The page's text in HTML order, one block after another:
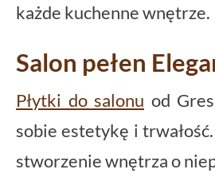
każde kuchenne wnętrze.
Salon pełen
Płytki do salonu od
sobie estetykę i
stworzenie wnętrza o